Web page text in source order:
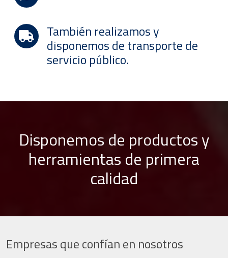
También realizamos y
disponemos de transporte de
servicio público.
Disponemos de productos y
herramientas de primera
calidad
Empresas que confían en nosotros